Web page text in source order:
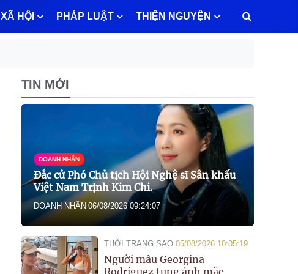
XÃ HỘI PHÁP LUẬT THIỆN NGUYỆN
TIN MỚI
DOANH NHÂN
Đắc cử Phó Chủ tịch Hội Nghệ sĩ Sân khấu
Việt Nam Trịnh Kim Chi.
DOANH NHÂN 06/08/2026 09:24:07
THỜI TRANG SAO 05/08/2026 10:05:19
Người mẫu Georgina
Rodríguez tung ảnh mặc